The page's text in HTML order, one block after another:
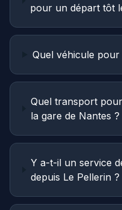
pour un départ tôt
Quel véhicule
Quel transport
la gare de Nantes ?
Y a-t-il un service
depuis Le Pellerin ?